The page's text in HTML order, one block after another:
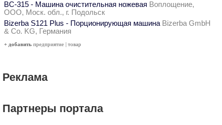
ВС-315 - Машина очистительная ножевая Воплощение,
ООО, Моск. обл., г. Подольск
Bizerba S121 Plus - Порционирующая машина Bizerba GmbH
& Co. KG, Германия
+ добавить предприятие | товар
Реклама
Партнеры портала